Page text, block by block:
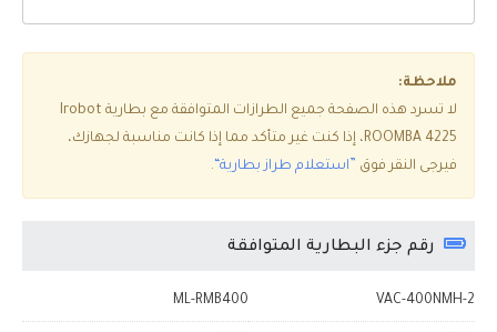
ملاحظة:
لا تسرد هذه الصفحة جميع الطرازات المتوافقة مع بطارية Irobot
ROOMBA 4225، إذا كنت غير متأكد مما إذا كانت مناسبة لجهازك،
فيرجى النقر فوق
”استعلام طراز بطارية“ .
رقم جزء البطارية المتوافقة
VAC-400NMH-2
ML-RMB400